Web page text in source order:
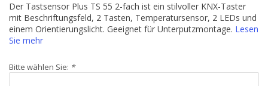
Der Tastsensor Plus TS 55 2-fach ist ein stilvoller KNX-Taster
mit Beschriftungsfeld, 2 Tasten, Temperatursensor, 2 LEDs und
einem Orientierungslicht. Geeignet für Unterputzmontage. Lesen
Sie mehr
Bitte wählen Sie: *